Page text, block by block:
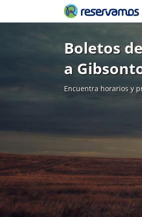
Boletos
a
Encuentra horarios y